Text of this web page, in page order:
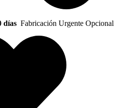
días Fabricación Urgente Opcional